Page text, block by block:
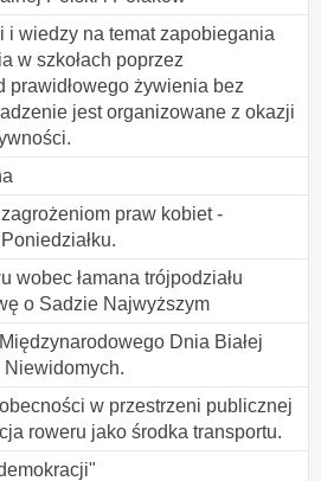
i wiedzy na temat zapobiegania
w szkołach poprzez
prawidłowego żywienia bez
jest organizowane z okazji
praw kobiet -
wobec łamana trójpodziału
o Sadzie Najwyższym
Dnia Białej
Niewidomych.
w przestrzeni publicznej
roweru jako środka transportu.